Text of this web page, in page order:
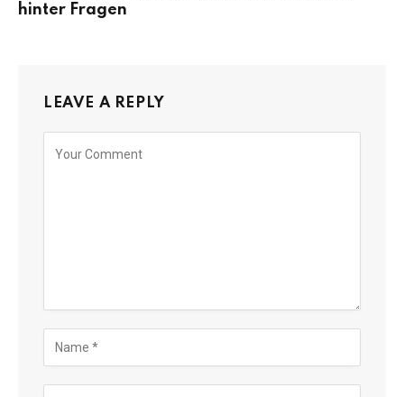
hinter Fragen
LEAVE A REPLY